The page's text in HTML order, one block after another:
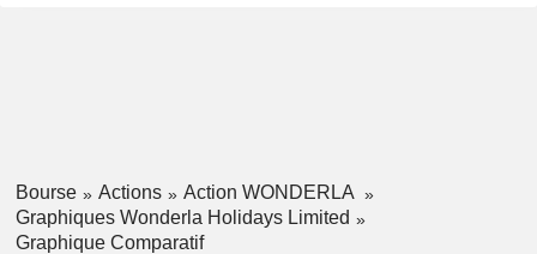
Bourse Actions
Action WONDERLA
Graphiques Wonderla Holidays Limited
Graphique Comparatif